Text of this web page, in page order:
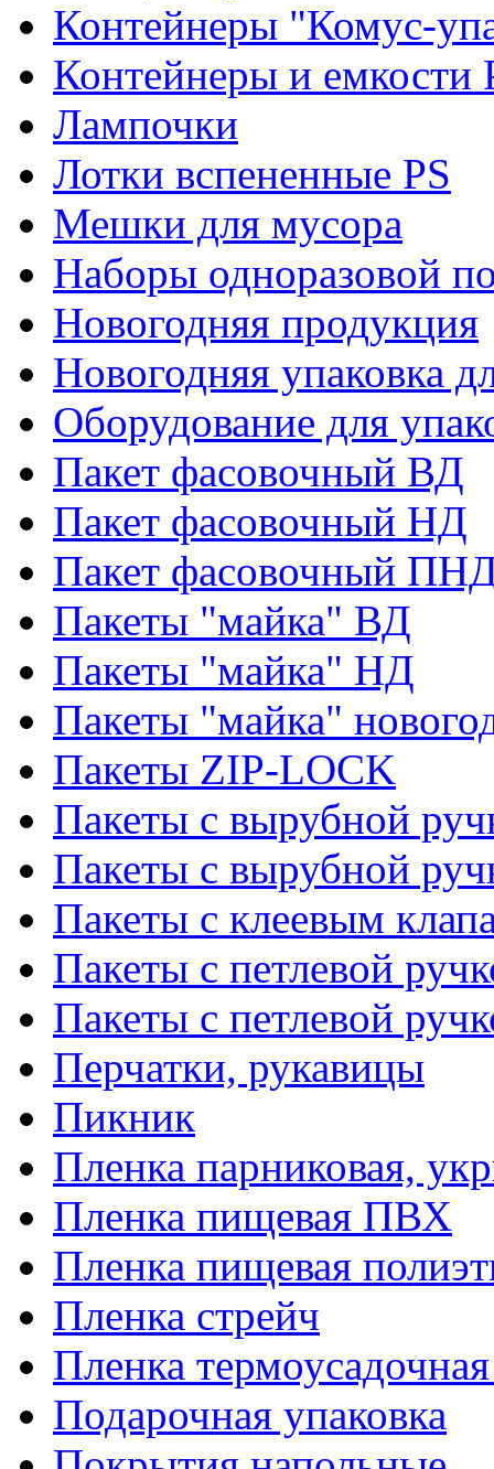
Контейнеры "Комус-
Контейнеры и емкости
Лампочки
Лотки вспененные PS
Мешки для мусора
Наборы одноразовой
Новогодняя продукция
Новогодняя упаковка
Оборудование для
Пакет фасовочный ВД
Пакет фасовочный НД
Пакет фасовочный
Пакеты "майка" ВД
Пакеты "майка" НД
Пакеты "майка"
Пакеты ZIP-LOCK
Пакеты с вырубной
Пакеты с вырубной
Пакеты с клеевым
Пакеты с петлевой
Пакеты с петлевой
Перчатки, рукавицы
Пикник
Пленка парниковая,
Пленка пищевая ПВХ
Пленка пищевая
Пленка стрейч
Пленка
Подарочная упаковка